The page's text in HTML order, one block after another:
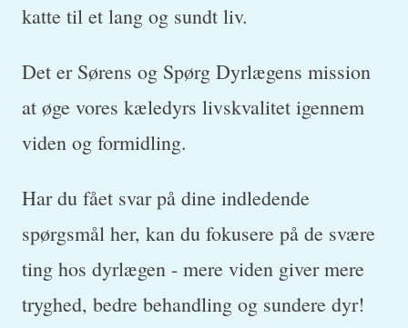
katte til et lang og sundt liv.
Det er Sørens og Spørg Dyrlægens mission
at øge vores kæledyrs livskvalitet igennem
viden og formidling.
Har du fået svar på dine indledende
spørgsmål her, kan du fokusere på de svære
ting hos dyrlægen - mere viden giver mere
tryghed, bedre behandling og sundere dyr!